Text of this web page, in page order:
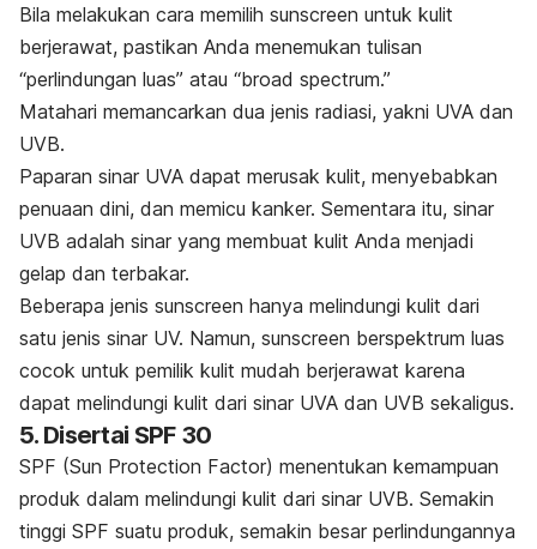
Bila melakukan cara memilih sunscreen untuk kulit
berjerawat, pastikan Anda menemukan tulisan
“perlindungan luas” atau “broad spectrum.”
Matahari memancarkan dua jenis radiasi, yakni UVA dan
UVB.
Paparan sinar UVA dapat merusak kulit, menyebabkan
penuaan dini, dan memicu kanker. Sementara itu, sinar
UVB adalah sinar yang membuat kulit Anda menjadi
gelap dan terbakar.
Beberapa jenis sunscreen hanya melindungi kulit dari
satu jenis sinar UV. Namun, sunscreen berspektrum luas
cocok untuk pemilik kulit mudah berjerawat karena
dapat melindungi kulit dari sinar UVA dan UVB sekaligus.
5. Disertai SPF 30
SPF (Sun Protection Factor) menentukan kemampuan
produk dalam melindungi kulit dari sinar UVB. Semakin
tinggi SPF suatu produk, semakin besar perlindungannya